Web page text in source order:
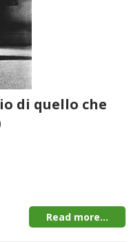
di quello che
Read more...